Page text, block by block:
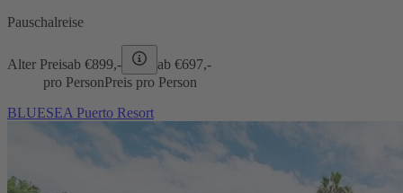
Pauschalreise
Alter Preisab €899,- ab €697,-
pro PersonPreis pro Person
BLUESEA Puerto Resort